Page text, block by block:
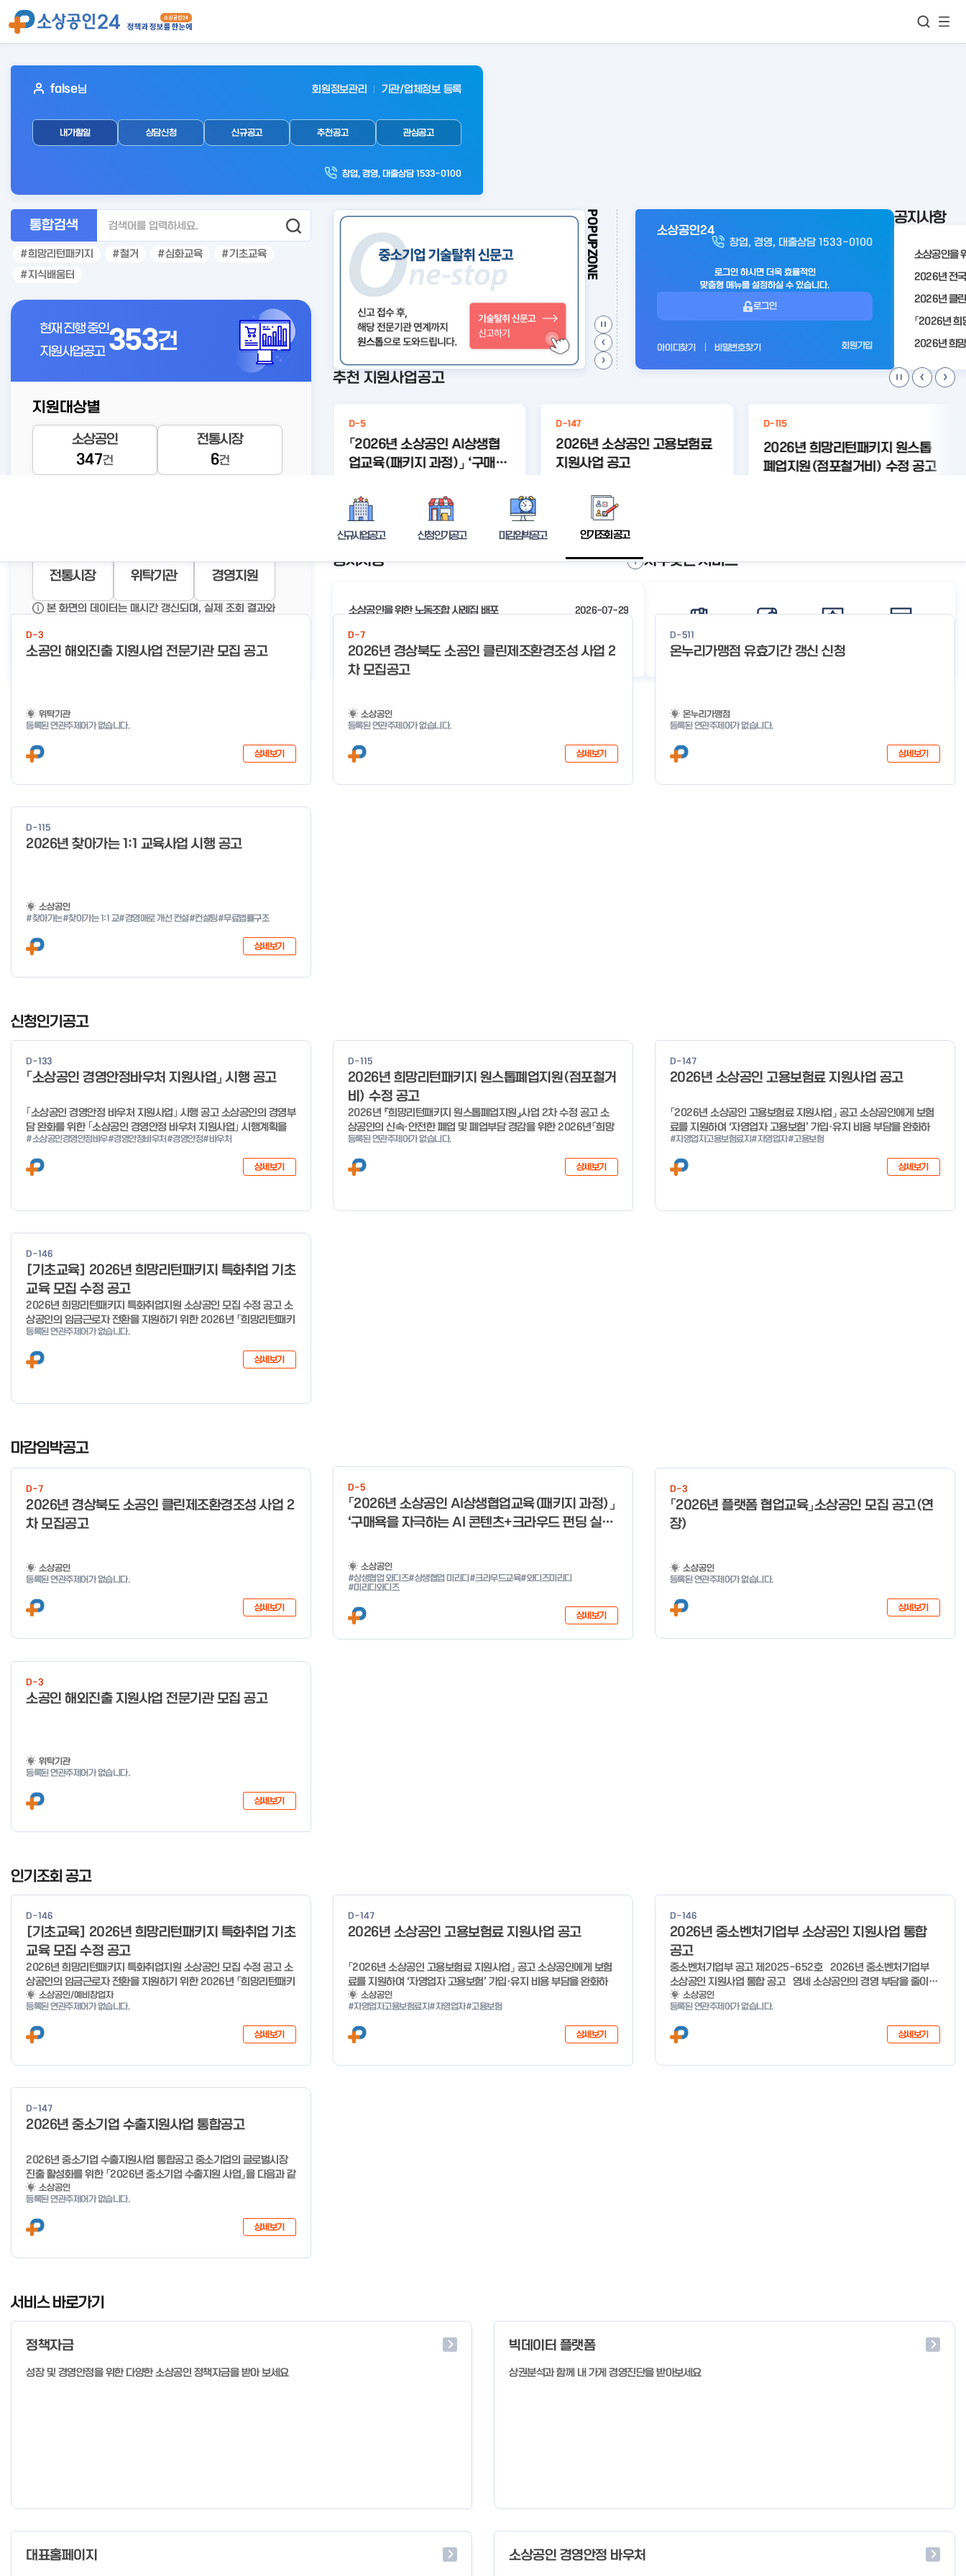
아
로
그
false님 회원정보관리 기관/업체정보 등록
내가할일 상담신청 신규공고 추천공고 관심공고
창업, 경영, 대출상담 1533-0100
통합검색
희망리턴패키지 철거 심화교육
기초교육
지식배움터
현재 진행 중인
지원사업공고 353건
지원대상별
소상공인
347건
전통시장
6건
전통시장 위탁기관 경영지원
본 화면의 데이터는 매시간 갱신되며, 실제 조회 결과와
더보기
POPUPZONE
아
그
소상공인24
창업, 경영, 대출상담 1533-0100
로그인 하시면 더욱 효율적인
맞춤형 메뉴를 설정하실 수 있습니다.
로그인
아이디찾기 비밀번호찾기 회원가입
공지사항
추천 지원사업공고
D-3
소공인 해외진출 지원사업 전
문기관 모집 공고
D-5
「2026년 소상공인 AI상생협
업교육(패키지 과정)」 ‘구매욕
드 펀딩 실전 with 미리디&와
디즈’ 참여 소상공인 모집 공고
D-147
2026년 소상공인 고용보험료
지원사업 공고
보험료지
D-115
2026년 희망리턴패키지 원스톱
폐업지원(점포철거비) 수정 공고
I
m
공지사항
소상공인을 위한 노동조합 사례집 배포 2026-07-29
2026년 전국우수시장박람회 참가시장 모집 공고
2026년 클린제조환경조성 사업 공급기업 POOL 안내 2026-05-22
공자주찾는 서비스
우수사례 지원사업 상담 서비스 지원
신규사업공고 신청인기공고 마감임박공고 인기조회 공고
신규사업공고
D-3
소공인 해외진출 지원사업 전문기관 모집 공고
위탁기관
등록된 연관주제어가 없습니다.
상세보기
D-7
2026년 경상북도 소공인 클린제조환경조성 사업 2
차 모집공고
소상공인
등록된 연관주제어가 없습니다.
상세보기
D-511
온누리가맹점 유효기간 갱신 신청
온누리가맹점
등록된 연관주제어가 없습니다.
상세보기
D-115
2026년 찾아가는 1:1 교육사업 시행 공고
소상공인
#찾아가는#찾아가는 1:1 교#경영애로 개선 컨설#컨설팅#무료법률구조
상세보기
신청인기공고
D-133
「소상공인 경영안정바우처 지원사업」 시행 공고
｢소상공인 경영안정 바우처 지원사업｣ 시행 공고 소상공인의 경영부
담 완화를 위한 ｢소상공인 경영안정 바우처 지원사업｣ 시행계획을
다음과 같이 공고합니다. 2026년 1월 28일 중소벤처기업부장관
#소상공인경영안정바우#경영안정바우처 #경영안정#바우처
상세보기
D-115
2026년 희망리턴패키지 원스톱폐업지원(점포철거
비) 수정 공고
2026년 『희망리턴패키지 원스톱폐업지원』사업 2차 수정 공고 소
상공인의 신속·안전한 폐업 및 폐업부담 경감을 위한 2026년「희망
리턴패키지 원스톱폐업지원」사업의 추가경정예산 지원 대상 확대에
따른 2차 수정 공고 하오니, 많은 관심과 참여 바랍니다. 2026년 8
월 3일 소상공인시장진흥공단 이사장 < 신청·접수 기간 > 세부사업
자문·채무조정 26년 4월 3일 ~ 예산 소진시 점포철거비 지원 26
등록된 연관주제어가 없습니다.
상세보기
D-147
2026년 소상공인 고용보험료 지원사업 공고
「2026년 소상공인 고용보험료 지원사업」 공고 소상공인에게 보험
료를 지원하여 ‘자영업자 고용보험’ 가입·유지 비용 부담을 완화하
고, 사회안전망으로 편입을 촉진하고자「2026년 소상공인 고용보험
료 지원사업」을 다음과 같이 공고합니다. 2025년 12월 29일 중소
벤처기업부 장관 자세한 사항은 첨부파일을 확인하여 주시기 바랍니
#자영업자고용보험료지 #자영업자#고용보험
상세보기
D-146
[기초교육] 2026년 희망리턴패키지 특화취업 기초
교육 모집 수정 공고
2026년 희망리턴패키지 특화취업지원 소상공인 모집 수정 공고 소
상공인의 임금근로자 전환을 지원하기 위한 2026년 「희망리턴패키
지 특화취업지원」 사업을 다음과 같이 공고합니다. '26.6.2(화)은
익일인 6.3(수) 선거로 인해 서류검토가 불가함에 따라 기초교육
모집을 진행하지 않음을 안내드립니다. (6/3 모집 재개) □ 사업명:
경우 매주 일, 월, 화, 수, 목 신청·접수 가능 ** 기초교육 신청 가능
이사장 ※ 문의처 ※ - 사업문의 : 1533-0100(소상공인 통합콜센
10시간 이상 수강 필요) 30분 미만 → 0.5시간 30분 이상 ~ 60분
미만 → 1시간 60분 이상 → 1.5시간
등록된 연관주제어가 없습니다.
상세보기
마감임박공고
D-7
2026년 경상북도 소공인 클린제조환경조성 사업 2
차 모집공고
소상공인
등록된 연관주제어가 없습니다.
상세보기
D-5
「2026년 소상공인 AI상생협업교육(패키지 과정)」
‘구매욕을 자극하는 AI 콘텐츠+크라우드 펀딩 실전
소상공인
#상생협업 와디즈#상생협업 미리디 #크라우드교육#와디즈미리디
#미리디와디즈
상세보기
D-3
「2026년 플랫폼 협업교육」소상공인 모집 공고(연
장)
소상공인
등록된 연관주제어가 없습니다.
상세보기
D-3
소공인 해외진출 지원사업 전문기관 모집 공고
위탁기관
등록된 연관주제어가 없습니다.
상세보기
인기조회 공고
D-146
[기초교육] 2026년 희망리턴패키지 특화취업 기초
교육 모집 수정 공고
2026년 희망리턴패키지 특화취업지원 소상공인 모집 수정 공고 소
상공인의 임금근로자 전환을 지원하기 위한 2026년 「희망리턴패키
지 특화취업지원」 사업을 다음과 같이 공고합니다. '26.6.2(화)은
익일인 6.3(수) 선거로 인해 서류검토가 불가함에 따라 기초교육
모집을 진행하지 않음을 안내드립니다. (6/3 모집 재개) □ 사업명:
희망리턴패키지 특화취업지원 □ 지원대상: 폐업(예정) 소상공인
경우 매주 일, 월, 화, 수, 목 신청·접수 가능 ** 기초교육 신청 가능
이사장 ※ 문의처 ※ - 사업문의 : 1533-0100(소상공인 통합콜센
터) - 시스템 문의(오류 등) : 1644-5302 ** 기초교육 수료 인정
10시간 이상 수강 필요) 30분 미만 → 0.5시간 30분 이상 ~ 60분
미만 → 1시간 60분 이상 → 1.5시간
소상공인/예비창업자
등록된 연관주제어가 없습니다.
상세보기
D-147
2026년 소상공인 고용보험료 지원사업 공고
「2026년 소상공인 고용보험료 지원사업」 공고 소상공인에게 보험
료를 지원하여 ‘자영업자 고용보험’ 가입·유지 비용 부담을 완화하
고, 사회안전망으로 편입을 촉진하고자「2026년 소상공인 고용보험
료 지원사업」을 다음과 같이 공고합니다. 2025년 12월 29일 중소
벤처기업부 장관 자세한 사항은 첨부파일을 확인하여 주시기 바랍니
다.
소상공인
#자영업자고용보험료지 #자영업자#고용보험
상세보기
D-146
2026년 중소벤처기업부 소상공인 지원사업 통합
공고
중소벤처기업부 공고 제2025-652호 2026년 중소벤처기업부
소상공인 지원사업 통합 공고 영세 소상공인의 경영 부담을 줄이고,
유망 소상공인의 성장 가능성을 극대화하기 위해 �2026년 소상공
인 지원사업을 다음과 같이 공고합니다. ※ 7개분야 26개사업 1조
3,410억원 규모(’25년 7개분야 23개사업 8,170억원 규모) 2025
년 12월 29일 중 소 벤 처 기 업 부 장 관
소상공인
등록된 연관주제어가 없습니다.
상세보기
D-147
2026년 중소기업 수출지원사업 통합공고
2026년 중소기업 수출지원사업 통합공고 중소기업의 글로벌시장
진출 활성화를 위한 「2026년 중소기업 수출지원 사업」을 다음과 같
이 공고합니다. 2025년 12월 10일 중 소 벤 처 기 업 부 장관 ※ 문
의처 ※ - 사업문의 : 1357 - 시스템 문의(오류 등) : 1644-5302
소상공인
등록된 연관주제어가 없습니다.
상세보기
서비스 바로가기
정책자금
성장 및 경영안정을 위한 다양한 소상공인 정책자금을 받아 보세요
빅데이터 플랫폼
상권분석과 함께 내 가게 경영진단을 받아보세요
대표홈페이지 소상공인 경영안정 바우처